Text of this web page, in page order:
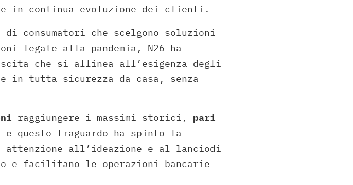
in continua evoluzione dei clienti.
di consumatori che scelgono soluzioni
legate alla pandemia, N26 ha
che si allinea all’esigenza degli
in tutta sicurezza da casa, senza
raggiungere i massimi storici, pari
e questo traguardo ha spinto la
all’ideazione e al lanciodi
e facilitano le operazioni bancarie